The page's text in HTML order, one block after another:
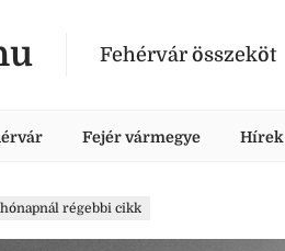
Fehérvár összeköt
Fejér vármegye Hírek
régebbi cikk